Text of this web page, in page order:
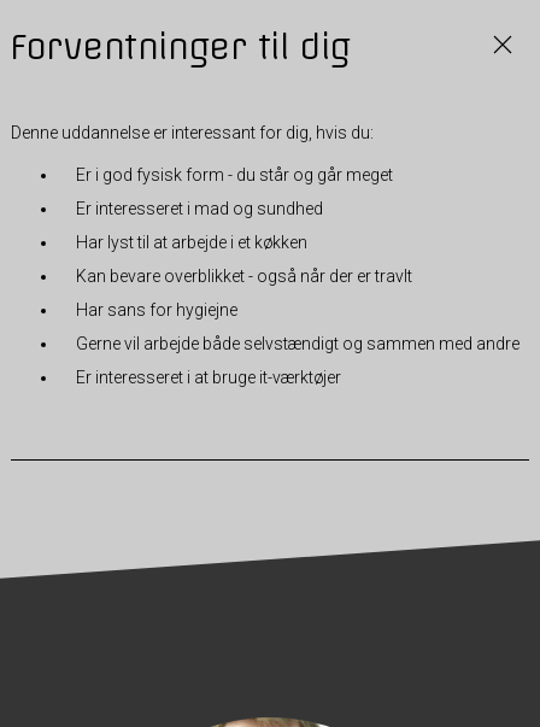
Forventninger til dig
Denne uddannelse er interessant for dig, hvis du:
Er i god fysisk form - du står og går meget
Er interesseret i mad og sundhed
Har lyst til at arbejde i et køkken
Kan bevare overblikket - også når der er travlt
Har sans for hygiejne
Gerne vil arbejde både selvstændigt og sammen med andre
Er interesseret i at bruge it-værktøjer